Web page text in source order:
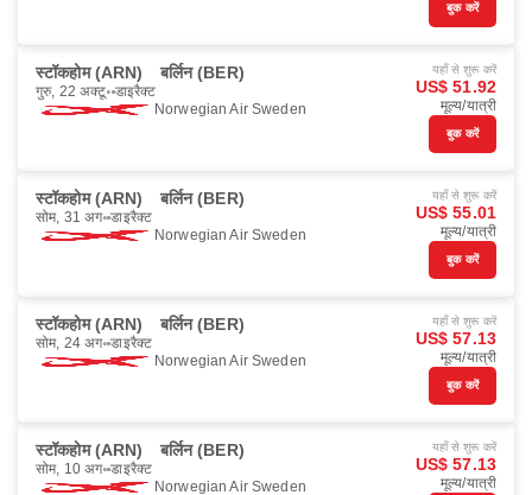
बुक करें
स्टॉकहोम (ARN) बर्लिन (BER)
गुरु, 22 अक्टू॰ डाइरैक्ट
Norwegian Air Sweden
यहाँ से शुरू करें
US$ 51.92
मूल्य/यात्री
बुक करें
स्टॉकहोम (ARN) बर्लिन (BER)
सोम, 31 अग॰ डाइरैक्ट
Norwegian Air Sweden
यहाँ से शुरू करें
US$ 55.01
मूल्य/यात्री
बुक करें
स्टॉकहोम (ARN) बर्लिन (BER)
सोम, 24 अग॰ डाइरैक्ट
Norwegian Air Sweden
यहाँ से शुरू करें
US$ 57.13
मूल्य/यात्री
बुक करें
स्टॉकहोम (ARN) बर्लिन (BER)
सोम, 10 अग॰ डाइरैक्ट
Norwegian Air Sweden
यहाँ से शुरू करें
US$ 57.13
मूल्य/यात्री